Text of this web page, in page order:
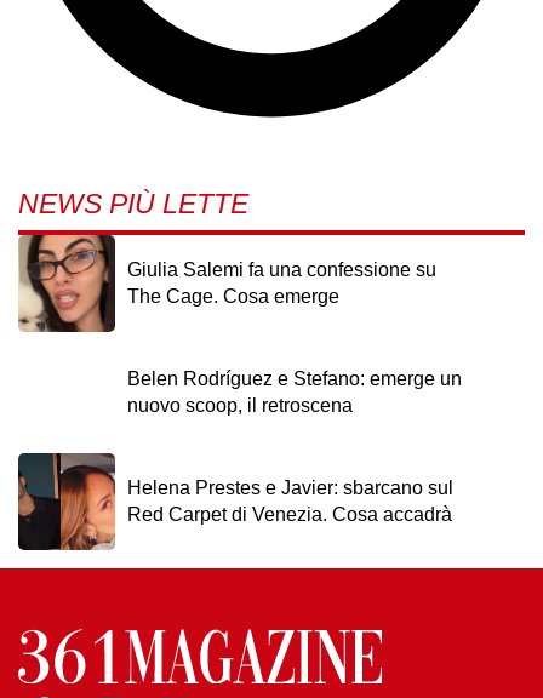
NEWS PIÙ LETTE
Giulia Salemi fa una confessione su
The Cage. Cosa emerge
Belen Rodríguez e Stefano: emerge un
nuovo scoop, il retroscena
Helena Prestes e Javier: sbarcano sul
Red Carpet di Venezia. Cosa accadrà